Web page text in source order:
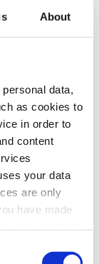
About
data,
as cookies to
in order to
content
your data
are only
have made
terwijl